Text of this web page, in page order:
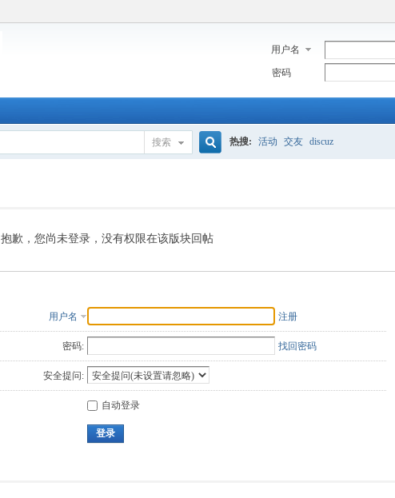
用户名
密码
搜索
索
热搜: 活动 交友 discuz
抱歉，您尚未登录，没有权限在该版块回帖
用户名 注册
密码: 找回密码
安全提问:
自动登录
登录